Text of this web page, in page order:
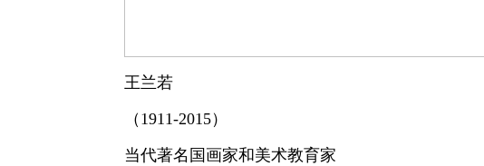
王兰若
（1911-2015）
当代著名国画家和美术教育家